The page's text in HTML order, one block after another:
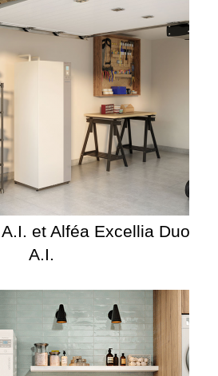
et Alféa Excellia Duo
A.I.